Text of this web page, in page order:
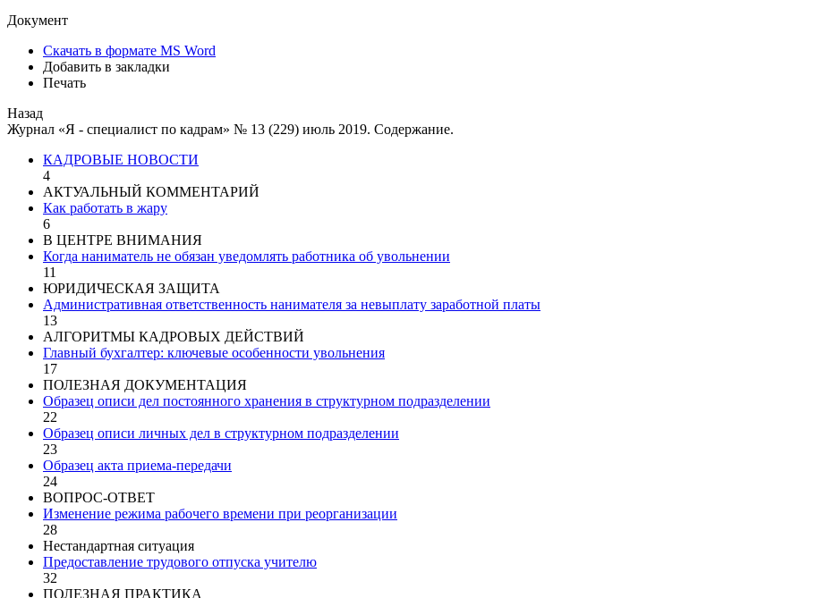
Документ
Скачать в формате MS Word
Добавить в закладки
Печать
Назад
Журнал «Я - специалист по кадрам» № 13 (229) июль 2019. Содержание.
КАДРОВЫЕ НОВОСТИ
4
АКТУАЛЬНЫЙ КОММЕНТАРИЙ
Как работать в жару
6
В ЦЕНТРЕ ВНИМАНИЯ
Когда наниматель не обязан уведомлять работника об увольнении
11
ЮРИДИЧЕСКАЯ ЗАЩИТА
Административная ответственность нанимателя за невыплату заработной платы
13
АЛГОРИТМЫ КАДРОВЫХ ДЕЙСТВИЙ
Главный бухгалтер: ключевые особенности увольнения
17
ПОЛЕЗНАЯ ДОКУМЕНТАЦИЯ
Образец описи дел постоянного хранения в структурном подразделении
22
Образец описи личных дел в структурном подразделении
23
Образец акта приема-передачи
24
ВОПРОС-ОТВЕТ
Изменение режима рабочего времени при реорганизации
28
Нестандартная ситуация
Предоставление трудового отпуска учителю
32
ПОЛЕЗНАЯ ПРАКТИКА